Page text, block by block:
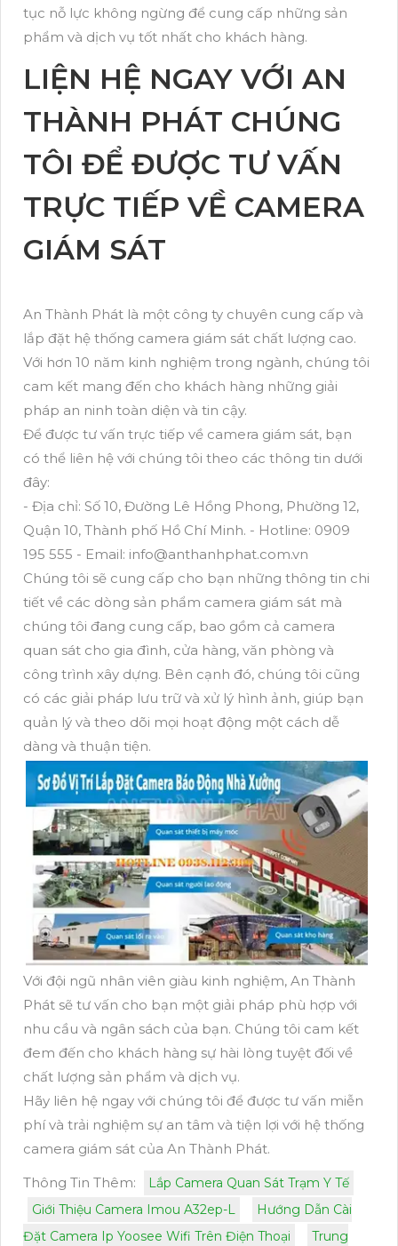
tục nỗ lực không ngừng để cung cấp những sản
phẩm và dịch vụ tốt nhất cho khách hàng.
LIỆN HỆ NGAY VỚI AN
THÀNH PHÁT CHÚNG
TÔI ĐỂ ĐƯỢC TƯ VẤN
TRỰC TIẾP VỀ CAMERA
GIÁM SÁT
An Thành Phát là một công ty chuyên cung cấp và
lắp đặt hệ thống camera giám sát chất lượng cao.
Với hơn 10 năm kinh nghiệm trong ngành, chúng tôi
cam kết mang đến cho khách hàng những giải
pháp an ninh toàn diện và tin cậy.
Để được tư vấn trực tiếp về camera giám sát, bạn
có thể liên hệ với chúng tôi theo các thông tin dưới
đây:
- Địa chỉ: Số 10, Đường Lê Hồng Phong, Phường 12,
Quận 10, Thành phố Hồ Chí Minh. - Hotline: 0909
195 555 - Email: info@anthanhphat.com.vn
Chúng tôi sẽ cung cấp cho bạn những thông tin chi
tiết về các dòng sản phẩm camera giám sát mà
chúng tôi đang cung cấp, bao gồm cả camera
quan sát cho gia đình, cửa hàng, văn phòng và
công trình xây dựng. Bên cạnh đó, chúng tôi cũng
có các giải pháp lưu trữ và xử lý hình ảnh, giúp bạn
quản lý và theo dõi mọi hoạt động một cách dễ
dàng và thuận tiện.
Với đội ngũ nhân viên giàu kinh nghiệm, An Thành
Phát sẽ tư vấn cho bạn một giải pháp phù hợp với
nhu cầu và ngân sách của bạn. Chúng tôi cam kết
đem đến cho khách hàng sự hài lòng tuyệt đối về
chất lượng sản phẩm và dịch vụ.
Hãy liên hệ ngay với chúng tôi để được tư vấn miễn
phí và trải nghiệm sự an tâm và tiện lợi với hệ thống
camera giám sát của An Thành Phát.
Thông Tin Thêm:
Lắp Camera Quan Sát Trạm Y Tế
Giới Thiệu Camera Imou A32ep-L
Hướng Dẫn Cài
Đặt Camera Ip Yoosee Wifi Trên Điện Thoại
Trung